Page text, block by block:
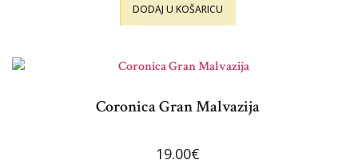
DODAJ U KOŠARICU
Coronica Gran Malvazija
19.00€